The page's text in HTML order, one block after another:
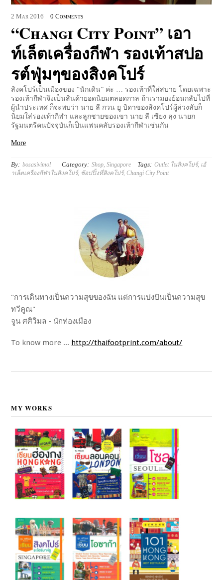
2 Mar 2016 0 Comments
“Changi City Point” เอา
ท์เล็ตเครื่องกีฬา รองเท้าสปอ
รต์ฟุ่มๆของสิงคโปร์
สิงคโปร์เป็นเมืองของ “นักเดิน” ค่ะ … รองเท้าที่ใส่สบาย โดยเฉพาะ
รองเท้ากีฬาจึงเป็นสินค้ายอดนิยมตลอดกาล ถ้าเรามองย้อนกลับไปที่
ผู้นำประเทศ ก็จะพบว่า นาย ลี กวน ยู บิดาของสิงคโปร์ผู้ล่วงลับก็
นิยมใส่รองเท้ากีฬา และลูกชายของเขา นาย ลี เซียง ลุง นายก
รัฐมนตรีคนปัจจุบันก็เป็นแฟนคลับรองเท้ากีฬาเช่นกัน
More
By: bosasivimol Category: Shop,Singapore Tags: Outlet ในสิงคโปร์, เอ้
าเล็ตเครื่องกีฬาในสิงคโปร์, ช้อปปิ้งที่สิงคโปร์,Changi City Point
"การเดินทางเป็นความสุขของฉัน แต่การแบ่งปันเป็นความสุข
ทวีคูณ"
จูน ศศิวิมล - นักท่องเมือง
To know more ... http://thaifootprint.com/about/
MY WORKS